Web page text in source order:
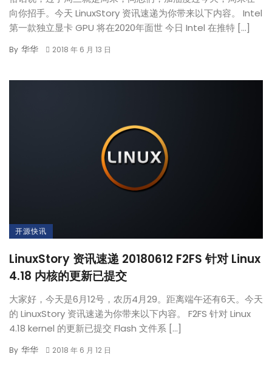
向你招手。今天 LinuxStory 资讯速递为你带来以下内容。 Intel
第一款独立显卡 GPU 将在2020年面世 今日 Intel 在推特 […]
By 华华 2018 年 6 月 13 日
开源快讯
LinuxStory 资讯速递 20180612 F2FS 针对 Linux
4.18 内核的更新已提交
大家好，今天是6月12号，农历4月29。距离端午还有6天。今天
的 LinuxStory 资讯速递为你带来以下内容。 F2FS 针对 Linux
4.18 kernel 的更新已提交 Flash 文件系 […]
By 华华 2018 年 6 月 12 日